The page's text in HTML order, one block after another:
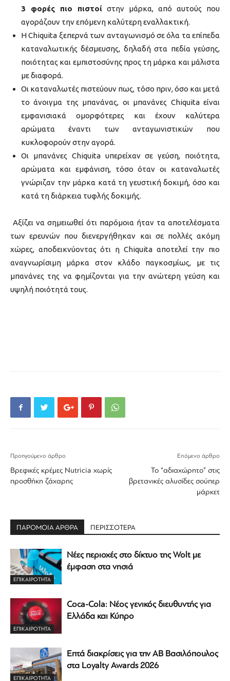
3 φορές πιο πιστοί στην μάρκα, από αυτούς που
αγοράζουν την επόμενη καλύτερη εναλλακτική.
ΗChiquita ξεπερνά των ανταγωνισμό σε όλα τα επίπεδα
καταναλωτικής δέσμευσης, δηλαδή στα πεδία γεύσης,
ποιότητας και εμπιστοσύνης προς τη μάρκα και μάλιστα
με διαφορά.
Οι καταναλωτές πιστεύουν πως, τόσο πριν, όσο και μετά
το άνοιγμα της μπανάνας, οι μπανάνες Chiquitaείναι
εμφανισιακά ομορφότερες και έχουν καλύτερα
αρώματα έναντι των ανταγωνιστικών που
κυκλοφορούν στην αγορά.
Οι μπανάνες Chiquitaυπερείχαν σε γεύση, ποιότητα,
αρώματα και εμφάνιση, τόσο όταν οι καταναλωτές
γνώριζαν την μάρκα κατά τη γευστική δοκιμή, όσο και
κατά τη διάρκεια τυφλής δοκιμής.
Αξίζει να σημειωθεί ότι παρόμοια ήταν τα αποτελέσματα
των ερευνών που διενεργήθηκαν και σε πολλές ακόμη
χώρες, αποδεικνύοντας ότι η Chiquita αποτελεί την πιο
αναγνωρίσιμη μάρκα στον κλάδο παγκοσμίως, με τις
μπανάνες της να φημίζονται για την ανώτερη γεύση και
υψηλή ποιότητά τους.
Προηγούμενο άρθρο
Βρεφικές κρέμες Nutricia χωρίς
προσθήκη ζάχαρης
Επόμενο άρθρο
Το “αδιαχώρητο” στις
βρετανικές αλυσίδες σούπερ
μάρκετ
ΠΑΡΟΜΟΙΑ ΑΡΘΡΑ ΠΕΡΙΣΣΟΤΕΡΑ
ΕΠΙΚΑΙΡΟΤΗΤΑ
Νέες περιοχές στο δίκτυο της Wolt με
έμφαση στα νησιά
ΕΠΙΚΑΙΡΟΤΗΤΑ
Coca-Cola: Νέος γενικός διευθυντής για
Ελλάδα και Κύπρο
ΕΠΙΚΑΙΡΟΤΗΤΑ
Επτά διακρίσεις για την ΑΒ Βασιλόπουλος
στα Loyalty Awards 2026